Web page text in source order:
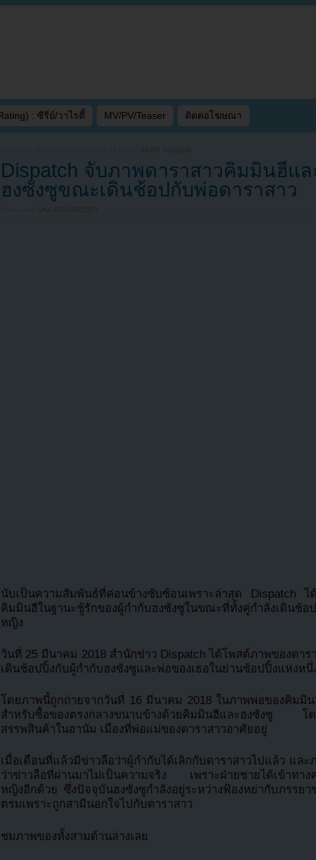
: ซีรี่ย์/วาไรตี้ MV/PV/Teaser ติดต่อโฆษณา
KPOP YOUZAB
Dispatch จับภาพดาราสาวคิมมินฮีแล
ฮงซังซูขณะเดินช้อปกับพ่อดาราสาว
UNCATEGORIZED
นับเป็นความสัมพันธ์ที่ค่อนข้างซับซ้อนเพราะล่าสุด Dispatch ไ
คิมมินฮีในฐานะชู้รักของผู้กำกับฮงซังซูในขณะที่ทั้งคู่กำลังเดินช้อ
หญิง
วันที่ 25 มีนาคม 2018 สำนักข่าว Dispatch ได้โพสต์ภาพของดา
เดินช้อปปิ้งกับผู้กำกับฮงซังซูและพ่อของเธอในย่านช้อปปิ้งแห่งหนึ่
โดยภาพนี้ถูกถ่ายจากวันที่ 16 มีนาคม 2018 ในภาพพ่อของคิมมิน
สำหรับซื้อของตรงกลางขนาบข้างด้วยคิมมินฮีและฮงซังซู โด
สรรพสินค้าในฮานัม เมืองที่พ่อแม่ของดาราสาวอาศัยอยู่
เมื่อเดือนที่แล้วมีข่าวลือว่าผู้กำกับได้เลิกกับดาราสาวไปแล้ว และ
ว่าข่าวลือที่ผ่านมาไม่เป็นความจริง เพราะฝ่ายชายได้เข้าทาง
หญิงอีกด้วย ซึ่งปัจจุบันฮงซังซูกำลังอยู่ระหว่างฟ้องหย่ากับภรรยา
ตรมเพราะถูกสามีนอกใจไปกับดาราสาว
ชมภาพของทั้งสามด้านล่างเลย